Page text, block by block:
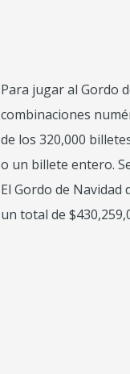
Para jugar al Gordo
combinaciones
de los 320,000
o un billete entero.
El Gordo de
un total de